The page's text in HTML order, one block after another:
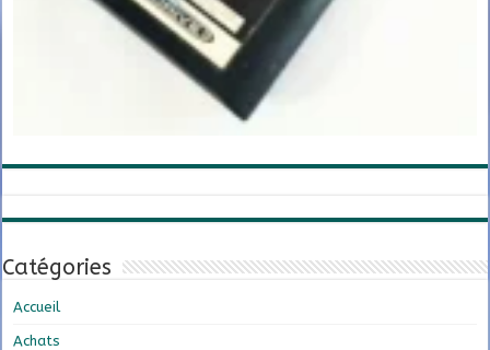
Catégories
Accueil
Achats